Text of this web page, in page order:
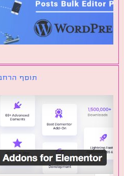
תוסף הרחבות